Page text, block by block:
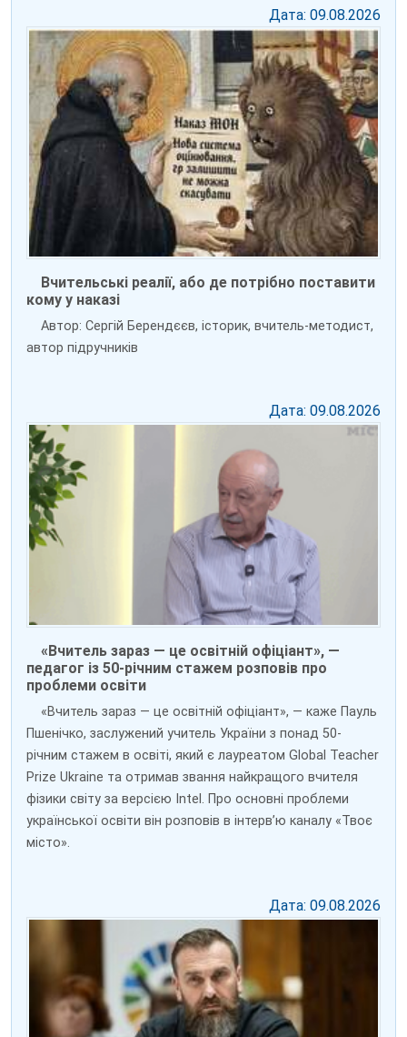
Дата: 09.08.2026
Вчительські реалії, або де потрібно поставити
кому у наказі
Автор: Сергій Берендєєв, історик, вчитель-методист,
автор підручників
Дата: 09.08.2026
«Вчитель зараз — це освітній офіціант», —
педагог із 50-річним стажем розповів про
проблеми освіти
«Вчитель зараз — це освітній офіціант», — каже Пауль
Пшенічко, заслужений учитель України з понад 50-
річним стажем в освіті, який є лауреатом Global Teacher
Prize Ukraine та отримав звання найкращого вчителя
фізики світу за версією Intel. Про основні проблеми
української освіти він розповів в інтерв’ю каналу «Твоє
місто».
Дата: 09.08.2026